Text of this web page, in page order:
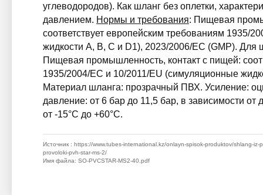
углеводородов). Как шланг без оплетки,
давлением. Нормы и требования: Пищевая
соответствует европейским требованиям 1935/
жидкости A, B, C и D1), 2023/2006/EC (GMP).
Пищевая промышленность, контакт с пищей:
1935/2004/EC и 10/2011/EU (симуляционные
Материал шланга: прозрачный ПВХ. Усиление:
давление: от 6 бар до 11,5 бар, в зависимости
от -15°C до +60°C.
Источник : https://www.tubes-international.kz/onlayn-spisok-produktov/shlang-
provoloki-pvh-star-ms-2/
Имя файла: SO-PVCSTAR-MS2-40.pdf